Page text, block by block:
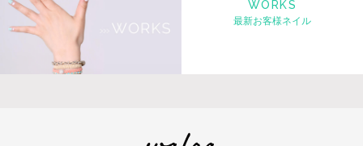
WORKS
最新お客様ネイル